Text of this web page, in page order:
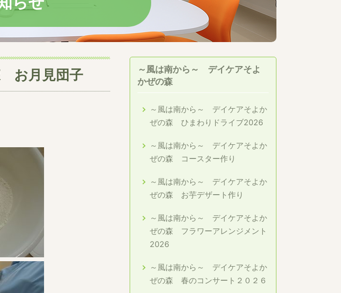
お月見団子
～風は南から～ デイケアそよ
かぜの森
～風は南から～ デイケアそよか
ぜの森 ひまわりドライブ2026
～風は南から～ デイケアそよか
ぜの森 コースター作り
～風は南から～ デイケアそよか
ぜの森 お芋デザート作り
～風は南から～ デイケアそよか
ぜの森 フラワーアレンジメント
2026
～風は南から～ デイケアそよか
ぜの森 春のコンサート２０２６